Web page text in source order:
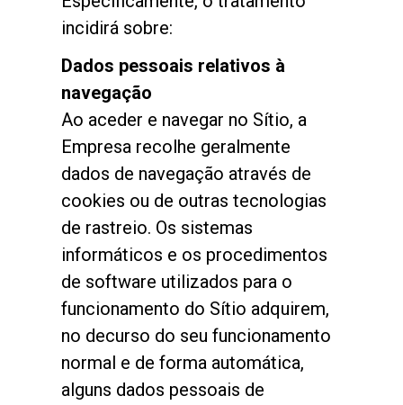
incidirá sobre:
Dados pessoais relativos à
navegação
Ao aceder e navegar no Sítio, a
Empresa recolhe geralmente
dados de navegação através de
cookies ou de outras tecnologias
de rastreio. Os sistemas
informáticos e os procedimentos
de software utilizados para o
funcionamento do Sítio adquirem,
no decurso do seu funcionamento
normal e de forma automática,
alguns dados pessoais de